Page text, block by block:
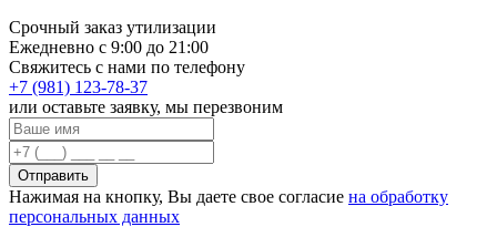
Срочный заказ утилизации
Ежедневно с 9:00 до 21:00
Свяжитесь с нами по телефону
+7 (981) 123-78-37
или оставьте заявку, мы перезвоним
Отправить
Нажимая на кнопку, Вы даете свое согласие на обработку
персональных данных